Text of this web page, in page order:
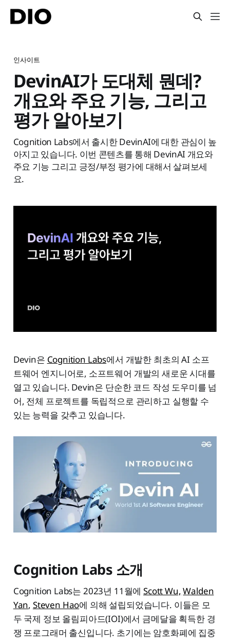
인사이트
DevinAI가 도대체 뭔데?
개요와 주요 기능, 그리고
평가 알아보기
Cognition Labs에서 출시한 DevinAI에 대한 관심이 높
아지고 있습니다. 이번 콘텐츠를 통해 DevinAI 개요와
주요 기능 그리고 긍정/부정 평가에 대해서 살펴보세
요.
Devin은 Cognition Labs에서 개발한 최초의 AI 소프
트웨어 엔지니어로, 소프트웨어 개발의 새로운 시대를
열고 있습니다. Devin은 단순한 코드 작성 도우미를 넘
어, 전체 프로젝트를 독립적으로 관리하고 실행할 수
있는 능력을 갖추고 있습니다.
Cognition Labs 소개
Cognition Labs는 2023년 11월에Scott Wu,Walden
Yan, Steven Hao에 의해 설립되었습니다. 이들은 모
두 국제 정보 올림피아드(IOI)에서 금메달을 획득한 경
쟁 프로그래머 출신입니다. 초기에는 암호화폐에 집중